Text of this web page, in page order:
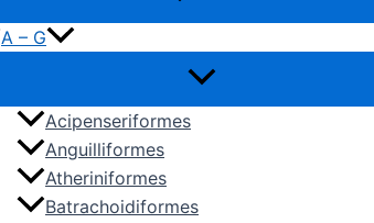
A – G
Acipenseriformes
Anguilliformes
Atheriniformes
Batrachoidiformes